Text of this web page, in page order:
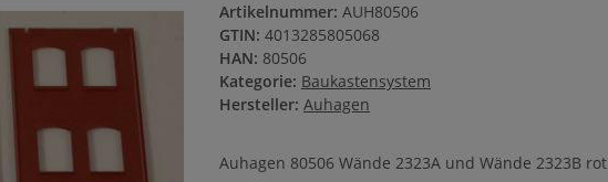
Artikelnummer: AUH80506
GTIN: 4013285805068
HAN: 80506
Kategorie: Baukastensystem
Hersteller: Auhagen
Auhagen 80506 Wände 2323A und Wände 2323B rot